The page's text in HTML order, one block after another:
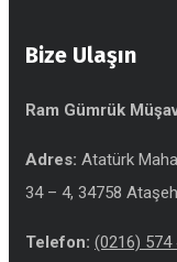
Bize Ulaşın
Ram Gümrük
Adres: Atatürk
34 – 4, 34758
Telefon: (0216) 574